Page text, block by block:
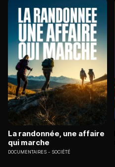
La randonnée, une affaire
qui marche
DOCUMENTAIRES SOCIÉTÉ